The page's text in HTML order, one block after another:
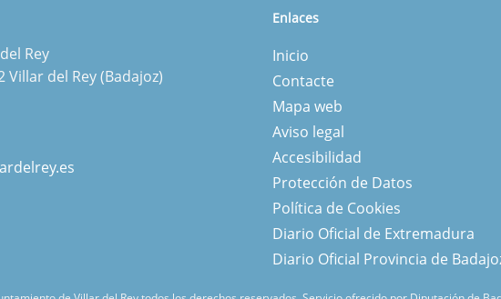
Rey
Villar del Rey (Badajoz)
Enlaces
Inicio
Contacte
Mapa web
Aviso legal
Accesibilidad
Protección de Datos
Política de Cookies
Diario Oficial de Extremadura
Diario Oficial Provincia de